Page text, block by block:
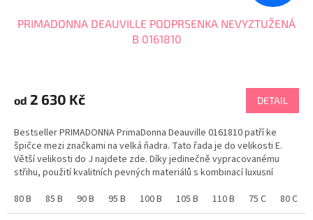
PRIMADONNA DEAUVILLE PODPRSENKA NEVYZTUŽENÁ
B 0161810
produktu
je
z
5
hvězdiček.
od 2 630 Kč DETAIL
Bestseller PRIMADONNA PrimaDonna Deauville 0161810 patří ke
špičce mezi značkami na velká ňadra. Tato řada je do velikosti E.
Větší velikosti do J najdete zde. Díky jedinečně vypracovanému
střihu, použití kvalitních pevných materiálů s kombinací luxusní
80 B
85 B 90 B 95 B 100 B 105 B 110 B 75 C 80 C